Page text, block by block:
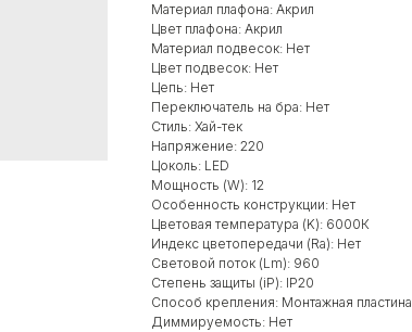
Материал плафона: Акрил
Цвет плафона: Акрил
Материал подвесок: Нет
Цвет подвесок: Нет
Цепь: Нет
Переключатель на бра: Нет
Стиль: Хай-тек
Напряжение: 220
Цоколь: LED
Мощность (W): 12
Особенность конструкции: Нет
Цветовая температура (K): 6000К
Индекс цветопередачи (Ra): Нет
Световой поток (Lm): 960
Степень защиты (iP): IP20
Способ крепления: Монтажная пластина
Диммируемость: Нет